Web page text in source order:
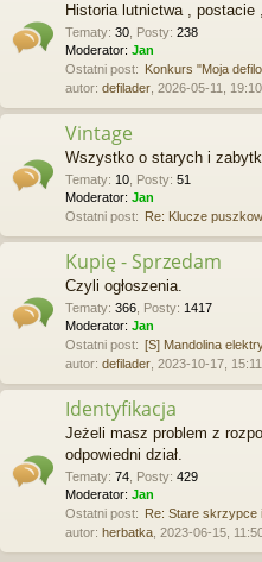
Historia lutnictwa ,
Tematy: 30 Posty: 238
Moderator: Jan
Ostatni post: Konkurs "Moja
autor: defilader , 2026-05-11, 19:10
Vintage
Wszystko o starych i
Tematy: 10 Posty: 51
Moderator: Jan
Ostatni post: Re: Klucze
Kupię - Sprzedam
Czyli ogłoszenia.
Tematy: 366 Posty: 1417
Moderator: Jan
Ostatni post: [S] Mandolina
autor: defilader , 2023-10-17, 15:11
Identyfikacja
Jeżeli masz problem z
odpowiedni dział.
Tematy: 74 Posty: 429
Moderator: Jan
Ostatni post: Re: Stare skrzypce
autor: herbatka , 2023-06-15,